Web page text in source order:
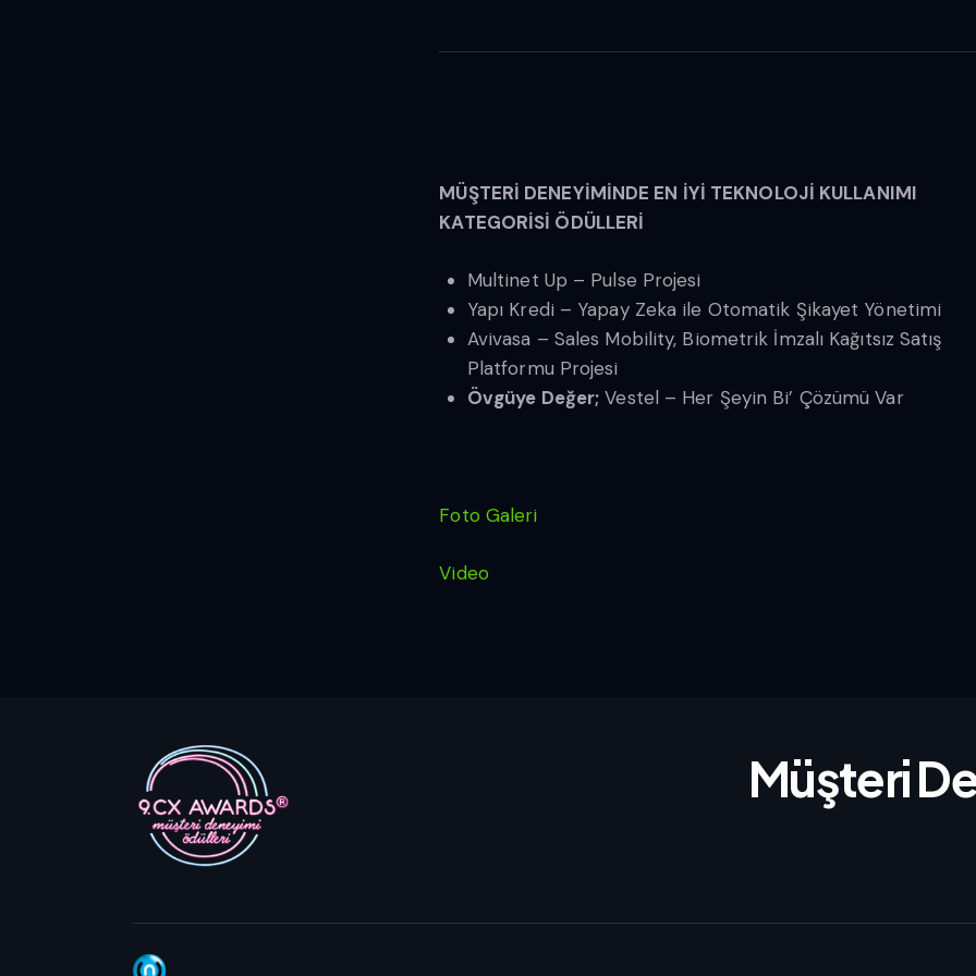
MÜŞTERİ DENEYİMİNDE EN İYİ TEKNOLOJİ KULLANIMI
KATEGORİSİ ÖDÜLLERİ
Multinet Up – Pulse Projesi
Yapı Kredi – Yapay Zeka ile Otomatik Şikayet Yönetimi
Avivasa – Sales Mobility, Biometrik İmzalı Kağıtsız Satış
Platformu Projesi
Övgüye Değer; Vestel – Her Şeyin Bi’ Çözümü Var
Foto Galeri
Video
Müşteri